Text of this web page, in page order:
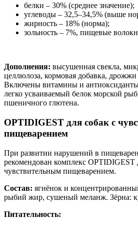
белки – 30% (среднее значение);
углеводы – 32,5–34,5% (выше
жирность – 18% (норма);
зольность – 7%, пищевые
Дополнения: высушенная свекла,
целлюлоза, кормовая добавка,
Включены витамины и
легко усваиваемый белок морской
пшеничного глютена.
OPTIDIGEST для собак с
пищеварением
При развитии нарушений в
рекомендован комплекс OPTIDIGEST
чувствительным пищеварением.
Состав: ягнёнок и
рыбий жир, сушеный меланж. Зёрна:
Питательность: